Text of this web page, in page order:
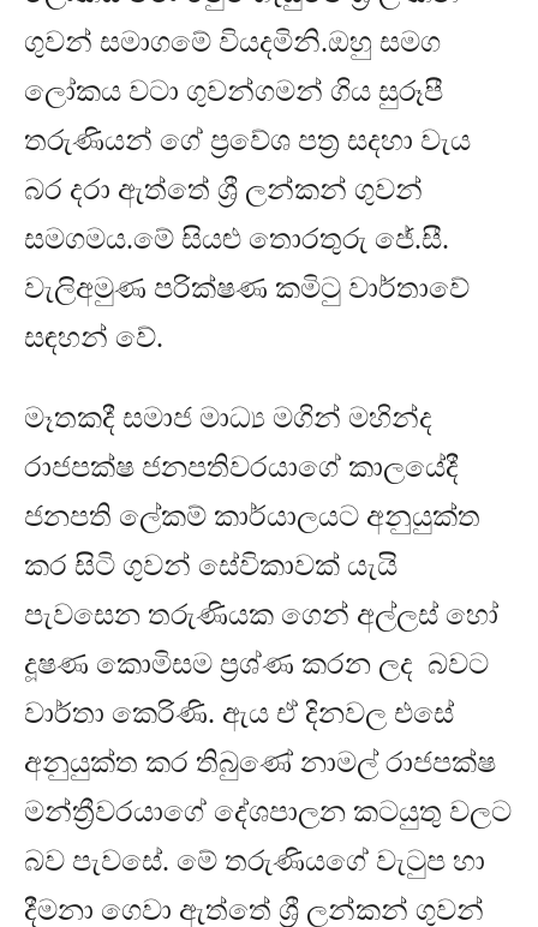
ගුවන් සමාගමේ වියදමිනි.ඔහු සමග
ලෝකය වටා ගුවන්ගමන් ගිය සුරූපී
තරුණියන් ගේ ප්‍රවේශ පත්‍ර සදහා වැය
බර දරා ඇත්තේ ශ්‍රී ලන්කන් ගුවන්
සමගමය.මේ සියළු තොරතුරු ජේ.සී.
වැලිඅමුණ පරික්ෂණ කමිටු වාර්තාවේ
සඳහන් වේ.
මෑතකදී සමාජ මාධ්‍ය මගින් මහින්ද
රාජපක්ෂ ජනපතිවරයාගේ කාලයේදී
ජනපති ලේකම් කාර්යාලයට අනුයුක්ත
කර සිටි ගුවන් සේවිකාවක් යැයි
පැවසෙන තරුණියක ගෙන් අල්ලස් හෝ
දූෂණ කොමිසම ප්‍රශ්ණ කරන ලද බවට
වාර්තා කෙරිණි. ඇය ඒ දිනවල එසේ
අනුයුක්ත කර තිබුණේ නාමල් රාජපක්ෂ
මන්ත්‍රීවරයාගේ දේශපාලන කටයුතු වලට
බව පැවසේ. මේ තරුණියගේ වැටුප හා
දීමනා ගෙවා ඇත්තේ ශ්‍රී ලන්කන් ගුවන්